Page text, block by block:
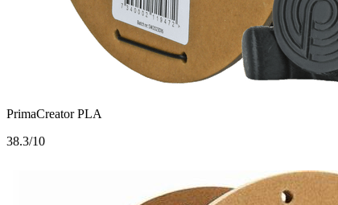
PrimaCreator PLA
38.3/10